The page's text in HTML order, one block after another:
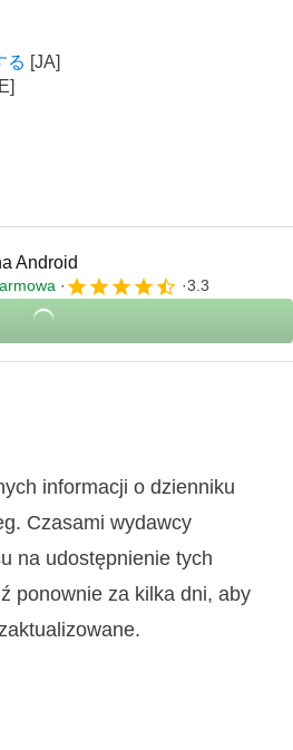
る
Android
3.3
informacji o dzienniku
Czasami wydawcy
na udostępnienie tych
ponownie za kilka dni, aby